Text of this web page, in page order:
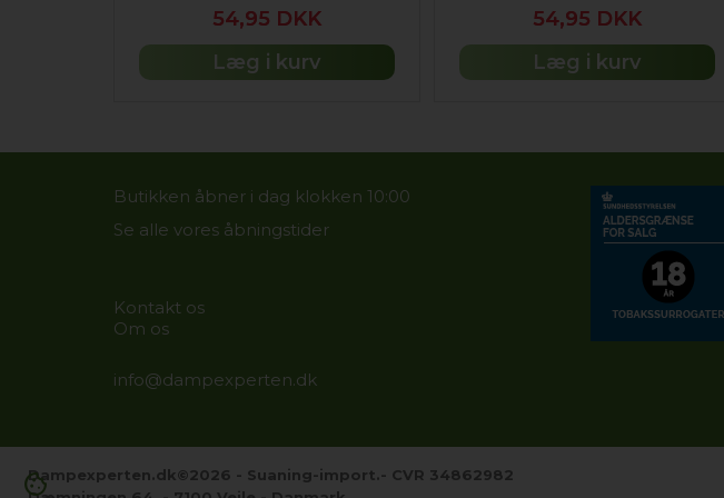
54,95 DKK
Læg i kurv
54,95 DKK
Læg i kurv
Butikken åbner i dag klokken 10:00
info@dampexperten.dk
Se alle vores åbningstider
Kontakt os
Om os
Dampexperten.dk©2026 - Suaning-import.- CVR 34862982
cookie